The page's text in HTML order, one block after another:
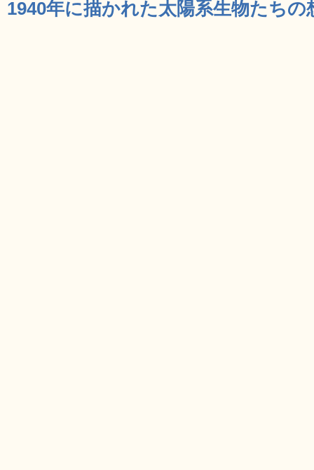
1940年に描かれた太陽系生物たち